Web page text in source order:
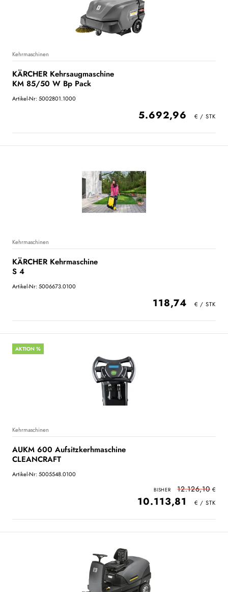
Kehrmaschinen
KÄRCHER Kehrsaugmaschine
KM 85/50 W Bp Pack
Artikel-Nr: 5002801.1000
5.692,96
Kehrmaschinen
KÄRCHER Kehrmaschine
S 4
Artikel-Nr: 5006673.0100
118,74
AKTION %
Kehrmaschinen
AUKM 600 Aufsitzkerhmaschine
CLEANCRAFT
Artikel-Nr: 5005548.0100
12.126,10
10.113,81